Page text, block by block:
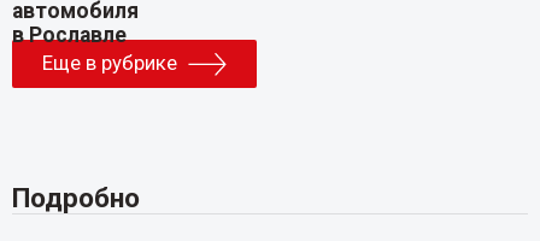
Еще в рубрике
Подробно